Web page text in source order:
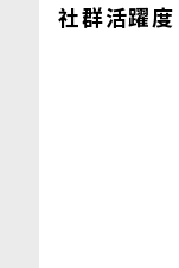
社群活躍度